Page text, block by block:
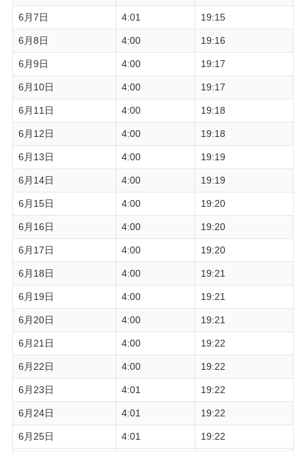
6月7日 4:01 19:15
6月8日 4:00 19:16
6月9日 4:00 19:17
6月10日 4:00 19:17
6月11日 4:00 19:18
6月12日 4:00 19:18
6月13日 4:00 19:19
6月14日 4:00 19:19
6月15日 4:00 19:20
6月16日 4:00 19:20
6月17日 4:00 19:20
6月18日 4:00 19:21
6月19日 4:00 19:21
6月20日 4:00 19:21
6月21日 4:00 19:22
6月22日 4:00 19:22
6月23日 4:01 19:22
6月24日 4:01 19:22
6月25日 4:01 19:22